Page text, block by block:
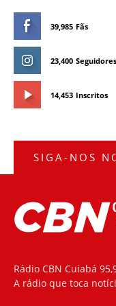
39,985 Fãs
23,400 Seguidores
14,453 Inscritos
SIGA-NOS
Rádio CBN Cuiabá
A rádio que toca